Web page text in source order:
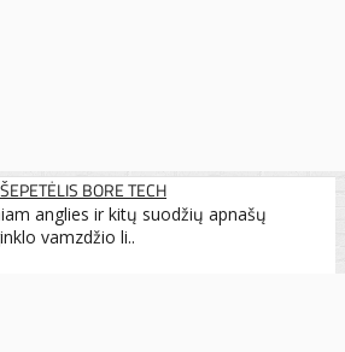
BORE TECH
anglies ir kitų suodžių apnašų
vamzdžio li..